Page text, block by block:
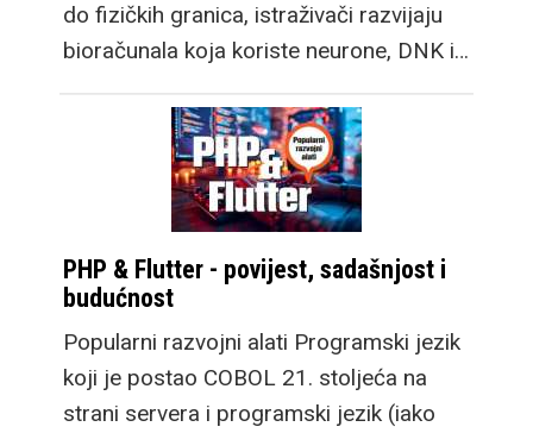
do fizičkih granica, istraživači razvijaju
bioračunala koja koriste neurone, DNK i…
PHP & Flutter - povijest, sadašnjost i
budućnost
Popularni razvojni alati Programski jezik
koji je postao COBOL 21. stoljeća na
strani servera i programski jezik (iako